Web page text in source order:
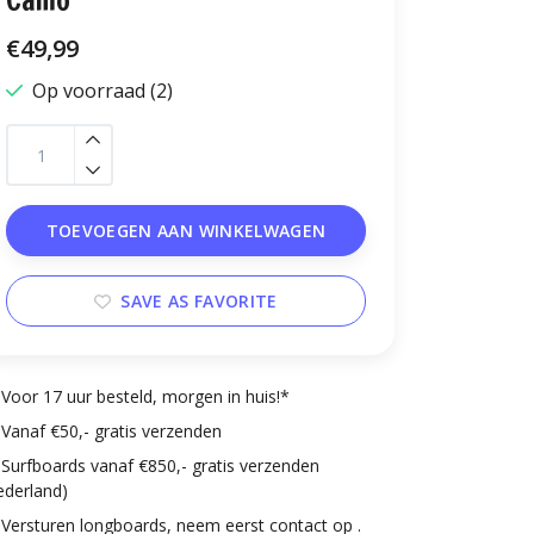
€49,99
Op voorraad (2)
TOEVOEGEN AAN WINKELWAGEN
SAVE AS FAVORITE
Voor 17 uur besteld, morgen in huis!*
Vanaf €50,- gratis verzenden
Surfboards vanaf €850,- gratis verzenden
Versturen longboards, neem eerst contact op .